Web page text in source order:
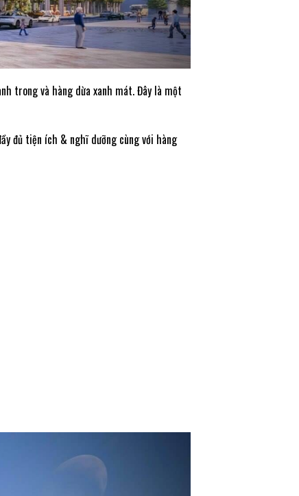
trong và hàng dừa xanh mát. Đây là một
đủ tiện ích & nghĩ dưỡng cùng với hàng